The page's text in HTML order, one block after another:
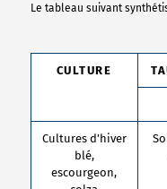
Le tableau suivant
CULTURE
Cultures d’hiver
blé,
escourgeon,